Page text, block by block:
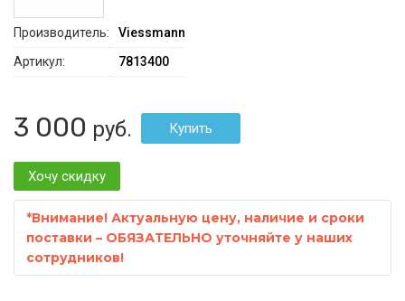
Производитель:
Viessmann
Артикул:
7813400
3 000 руб.
Хочу скидку
*Внимание! Актуальную цену, наличие и сроки
поставки – ОБЯЗАТЕЛЬНО уточняйте у наших
сотрудников!